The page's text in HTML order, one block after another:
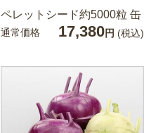
ペレットシード約5000粒 缶
通常価格 17,380円 (税込)